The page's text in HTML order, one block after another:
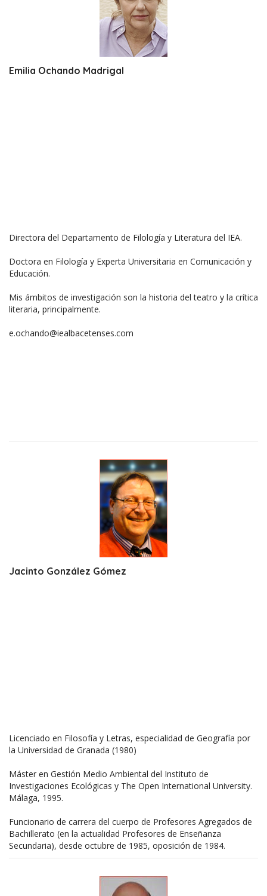
Emilia Ochando Madrigal
Directora del Departamento de Filología y Literatura del IEA.
Doctora en Filología y Experta Universitaria en Comunicación y
Educación.
Mis ámbitos de investigación son la historia del teatro y la crítica
literaria, principalmente.
e.ochando@iealbacetenses.com
Jacinto González Gómez
Licenciado en Filosofía y Letras, especialidad de Geografía por
la Universidad de Granada (1980)
Máster en Gestión Medio Ambiental del Instituto de
Investigaciones Ecológicas y The Open International University.
Málaga, 1995.
Funcionario de carrera del cuerpo de Profesores Agregados de
Bachillerato (en la actualidad Profesores de Enseñanza
Secundaria), desde octubre de 1985, oposición de 1984.